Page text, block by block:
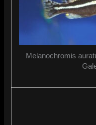
Melanochromis